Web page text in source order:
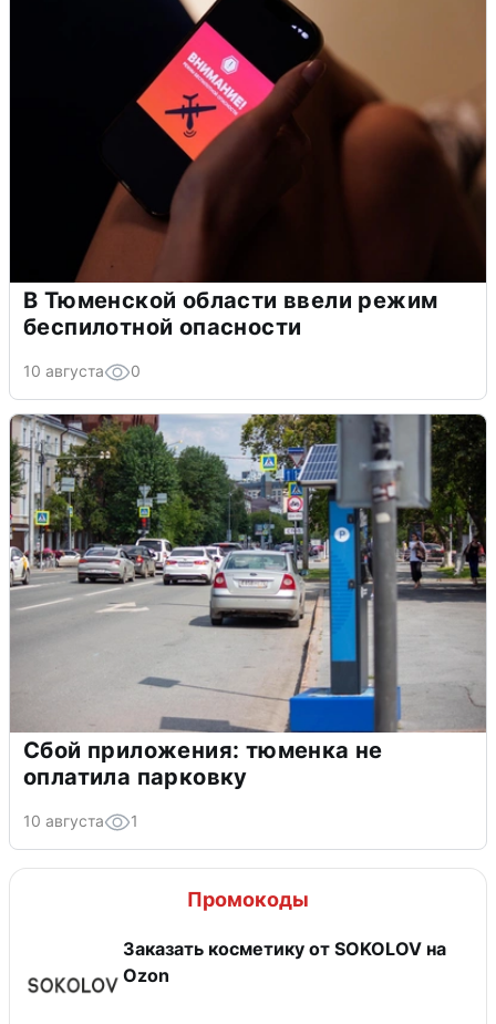
В Тюменской области ввели режим
беспилотной опасности
10 августа 0
Сбой приложения: тюменка не
оплатила парковку
10 августа 1
Промокоды
Заказать косметику от SOKOLOV на
Ozon